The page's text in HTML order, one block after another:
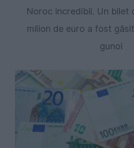
Noroc incredibil. Un bilet
milion de euro a fost
gunoi